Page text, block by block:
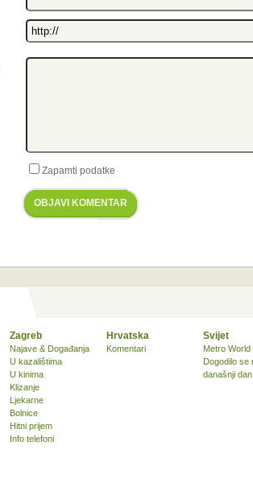
Zapamti podatke
OBJAVI KOMENTAR
Zagreb
Najave & Događanja
U kazalištima
U kinima
Klizanje
Ljekarne
Bolnice
Hitni prijem
Info telefoni
Hrvatska
Komentari
Svijet
Metro World
Dogodilo se
današnji dan